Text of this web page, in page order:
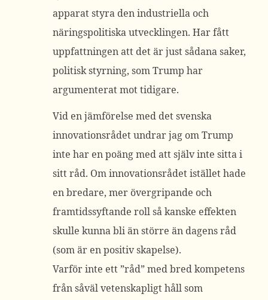
apparat styra den industriella och
näringspolitiska utvecklingen. Har fått
uppfattningen att det är just sådana saker,
politisk styrning, som Trump har
argumenterat mot tidigare.
Vid en jämförelse med det svenska
innovationsrådet undrar jag om Trump
inte har en poäng med att själv inte sitta i
sitt råd. Om innovationsrådet istället hade
en bredare, mer övergripande och
framtidssyftande roll så kanske effekten
skulle kunna bli än större än dagens råd
(som är en positiv skapelse).
Varför inte ett ”råd” med bred kompetens
från såväl vetenskapligt håll som